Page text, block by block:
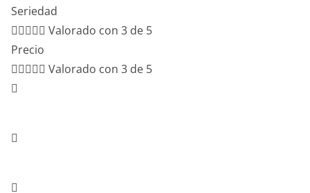
Seriedad
 Valorado con 3 de 5
Precio
 Valorado con 3 de 5